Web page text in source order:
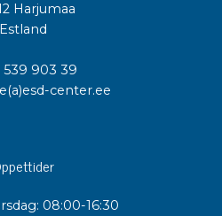
Harjumaa
Estland
539 903 39
center.ee
08:00-16:30